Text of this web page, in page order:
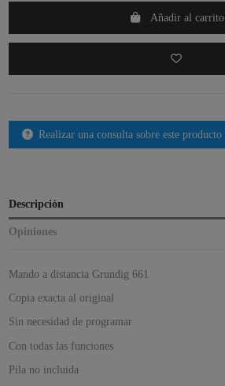
Añadir al carrito
Realizar una consulta sobre este producto
Descripción
Opiniones
Mando a distancia Grundig 661
Copia exacta al original
Sin necesidad de programar
Con todas las funciones
Pila no incluida